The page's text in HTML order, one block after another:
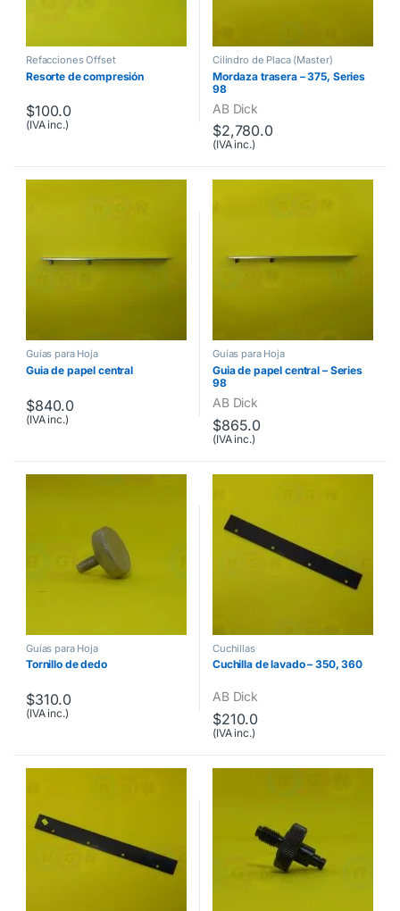
Refacciones Offset
Resorte de compresión
$100.0
(IVA inc.)
Cilindro de Placa (Master)
Mordaza trasera – 375, Series
98
AB Dick
$2,780.0
(IVA inc.)
Guías para Hoja
Guia de papel central
$840.0
(IVA inc.)
Guías para Hoja
Guia de papel central – Series
98
AB Dick
$865.0
(IVA inc.)
Guías para Hoja
Tornillo de dedo
$310.0
(IVA inc.)
Cuchillas
Cuchilla de lavado – 350, 360
AB Dick
$210.0
(IVA inc.)